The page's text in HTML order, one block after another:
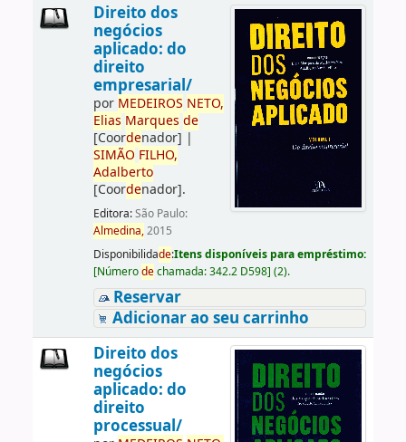
Direito dos
negócios
aplicado: do
direito
empresarial/
por MEDEIROS NETO,
Elias Marques de
[Coordenador] |
SIMÃO FILHO,
Adalberto
[Coordenador].
Editora:São Paulo:
Almedina,2015
Disponibilidade:Itens disponíveis para empréstimo:
[Númerodechamada:342.2 D598] (2).
Reservar
Adicionar ao seu carrinho
Direito dos
negócios
aplicado: do
direito
processual/